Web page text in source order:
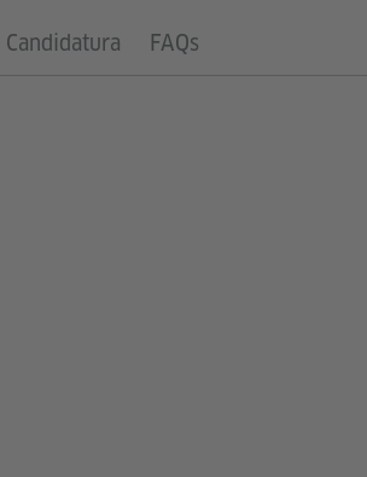
Candidatura FAQs